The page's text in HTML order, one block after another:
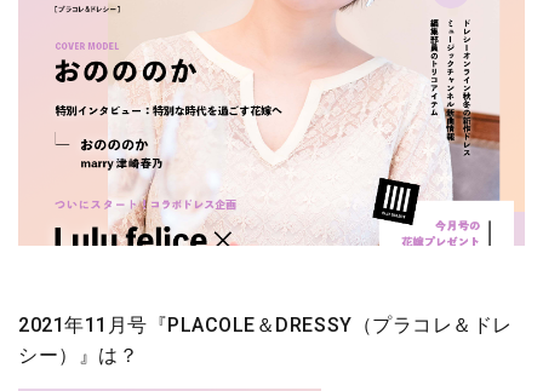
2021年11月号『PLACOLE＆DRESSY（プラコレ＆ドレ
シー）』は？